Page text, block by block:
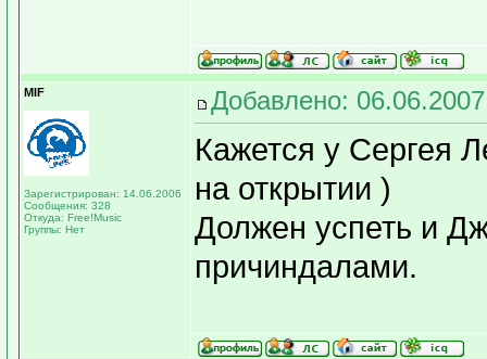
MIF
Зарегистрирован: 14.06.2006
Сообщения: 328
Откуда: Free!Music
Группы: Нет
Добавлено:
Кажется у Сергея
на открытии )
Должен успеть и
причиндалами.